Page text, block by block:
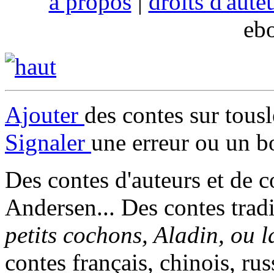
Ajouter des contes sur
Signaler une erreur ou un
Des contes d'auteurs et de
Andersen... Des contes
petits cochons, Aladin, ou
contes français, chinois,